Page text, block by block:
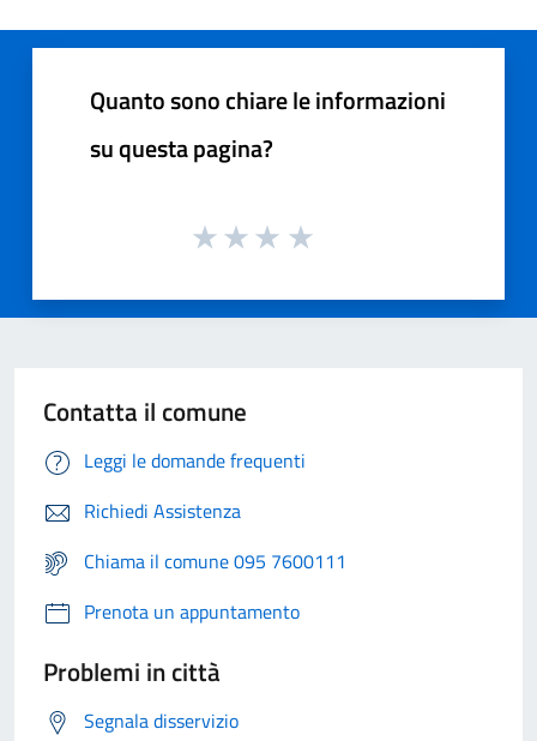
Quanto sono chiare le informazioni
su questa pagina?
Contatta il comune
Leggi le domande frequenti
Richiedi Assistenza
Chiama il comune 095 7600111
Prenota un appuntamento
Problemi in città
Segnala disservizio